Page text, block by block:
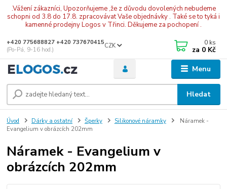
.Vážení zákazníci, Upozorňujeme ,že z důvodu dovolených nebudeme
schopni od 3.8 do 17.8. zpracovávat Vaše objednávky . Také se to tyká i
kamenné prodejny Logos v Třinci. Děkujeme za pochopení .
Menu
CZK
Hledat
+420 775688827 +420 737670415
(Po-Pá, 9-16 hod.)
0 ks
za 0 Kč
Úvod Dárky a ostatní Šperky Silikonové náramky
Náramek -
Evangelium v obrázcích 202mm
Náramek - Evangelium v
obrázcích 202mm